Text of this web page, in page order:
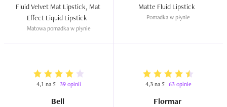
Fluid Velvet Mat Lipstick, Mat
Matowa pomadka w płynie
Pomadka w płynie
4,1 na 5 39 opinii
Bell
4,3 na 5 63 opinie
Flormar